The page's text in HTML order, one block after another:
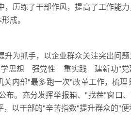
历练了干部作风，提高了工作能
成。
为抓手，以企业群众关注突出问
学思想 强党性 重实践 建新功"党
内部"最多跑一次"改革工作，梳
布。充分发挥举报箱、"找茬"窗口
以干部的"辛苦指数"提升群众的"便